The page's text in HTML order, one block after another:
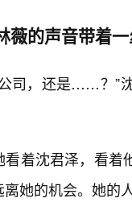
的声音带着一
司，还是……？”
着沈君泽，看着
她的机会。她的